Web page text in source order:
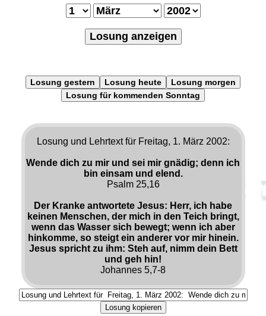
Losung anzeigen
Losung gestern Losung heute
Losung morgen
Losung für kommenden Sonntag
Losung und Lehrtext für Freitag, 1. März 2002:
Wende dich zu mir und sei mir gnädig; denn ich
bin einsam und elend.
Psalm 25,16
Der Kranke antwortete Jesus: Herr, ich habe
keinen Menschen, der mich in den Teich bringt,
wenn das Wasser sich bewegt; wenn ich aber
hinkomme, so steigt ein anderer vor mir hinein.
Jesus spricht zu ihm: Steh auf, nimm dein Bett
und geh hin!
Johannes 5,7-8
Losung kopieren